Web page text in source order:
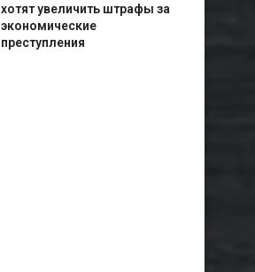
хотят увеличить штрафы за
экономические
преступления